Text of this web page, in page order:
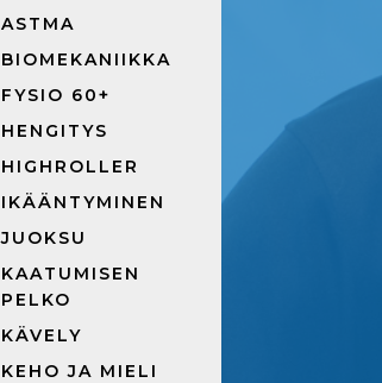
ASTMA
BIOMEKANIIKKA
FYSIO 60+
HENGITYS
HIGHROLLER
IKÄÄNTYMINEN
JUOKSU
KAATUMISEN
PELKO
KÄVELY
KEHO JA MIELI